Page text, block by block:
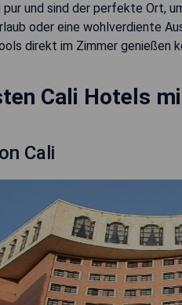
und sind der perfekte Ort,
oder eine wohlverdiente
direkt im Zimmer genießen
Cali Hotels
Cali